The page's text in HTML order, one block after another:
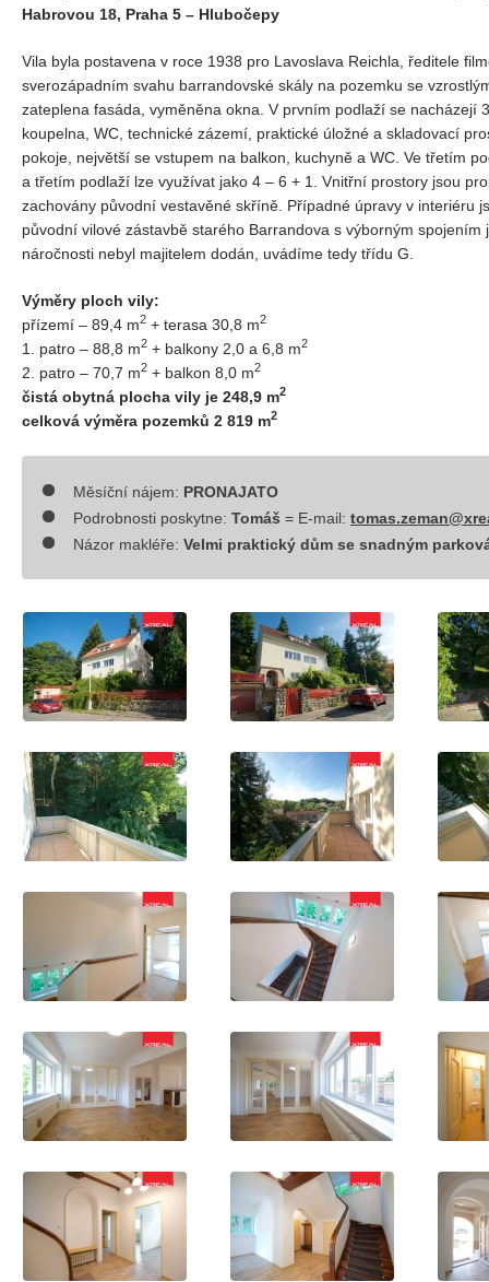
Habrovou 18, Praha 5 – Hlubočepy
Vila byla postavena v roce 1938 pro Lavoslava Reichla, ředitele
sverozápadním svahu barrandovské skály na pozemku se
zateplena fasáda, vyměněna okna. V prvním podlaží se
koupelna, WC, technické zázemí, praktické úložné a skladovací
pokoje, největší se vstupem na balkon, kuchyně a WC. Ve třetím
a třetím podlaží lze využívat jako 4 – 6 + 1. Vnitřní prostory jsou
zachovány původní vestavěné skříně. Případné úpravy v interiéru
původní vilové zástavbě starého Barrandova s výborným
náročnosti nebyl majitelem dodán, uvádíme tedy třídu G.
Výměry ploch vily:
přízemí – 89,4 m2 + terasa 30,8 m2
1. patro – 88,8 m2 + balkony 2,0 a 6,8 m2
2. patro – 70,7 m2 + balkon 8,0 m2
čistá obytná plocha vily je 248,9 m2
celková výměra pozemků 2 819 m2
Měsíční nájem: PRONAJATO
Podrobnosti poskytne: Tomáš = E-mail:
Názor makléře: Velmi praktický dům se snadným